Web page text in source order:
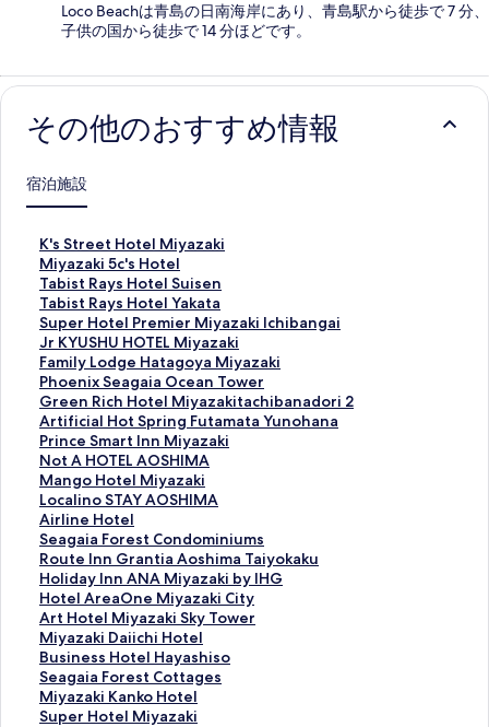
Loco Beachは青島の日南海岸にあり、青島駅から徒歩で 7 分、
子供の国から徒歩で 14 分ほどです。
その他のおすすめ情報
宿泊施設
K's Street Hotel Miyazaki
K
'
s
S
t
r
e
e
t
H
o
t
e
l
M
i
y
a
z
a
k
i
の
ペ
ー
Miyazaki 5c's Hotel
M
i
y
a
z
a
k
i
5
c
'
s
H
o
t
e
l
の
ペ
ー
ジ
を
開
く
Tabist Rays Hotel Suisen
T
a
b
i
s
t
R
a
y
s
H
o
t
e
l
S
u
i
s
e
n
の
ペ
Tabist Rays Hotel Yakata
T
a
b
i
s
t
R
a
y
s
H
o
t
e
l
Y
a
k
a
t
a
の
Super Hotel Premier Miyazaki Ichibangai
S
u
p
e
r
H
o
t
e
l
P
r
e
m
i
e
r
M
i
y
a
Jr KYUSHU HOTEL Miyazaki
J
r
K
Y
U
S
H
U
H
O
T
E
L
M
i
y
a
z
a
k
Family Lodge Hatagoya Miyazaki
F
a
m
i
l
y
L
o
d
g
e
H
a
t
a
g
o
y
a
Phoenix Seagaia Ocean Tower
P
h
o
e
n
i
x
S
e
a
g
a
i
a
O
c
e
a
Green Rich Hotel Miyazakitachibanadori 2
Artificial Hot Spring Futamata Yunohana
G
r
e
e
n
R
i
c
h
H
o
t
e
l
M
i
y
Prince Smart Inn Miyazaki
P
r
i
n
c
e
S
m
a
r
t
I
n
n
M
Not A HOTEL AOSHIMA
N
o
t
A
H
O
T
E
L
A
O
S
H
I
Mango Hotel Miyazaki
M
a
n
g
o
H
o
t
e
l
M
i
y
Localino STAY AOSHIMA
L
o
c
a
l
i
n
o
S
T
A
Y
Airline Hotel
A
i
r
l
i
n
e
H
o
t
e
Seagaia Forest Condominiums
S
e
a
g
a
i
a
F
o
r
Route Inn Grantia Aoshima Taiyokaku
R
o
u
t
e
I
n
n
G
Holiday Inn ANA Miyazaki by IHG
H
o
l
i
d
a
y
I
Hotel AreaOne Miyazaki City
H
o
t
e
l
A
r
Art Hotel Miyazaki Sky Tower
A
r
t
H
o
t
Miyazaki Daiichi Hotel
M
i
y
a
z
Business Hotel Hayashiso
B
u
s
i
Seagaia Forest Cottages
S
e
a
Miyazaki Kanko Hotel
M
iSuper Hotel Miyazaki
S